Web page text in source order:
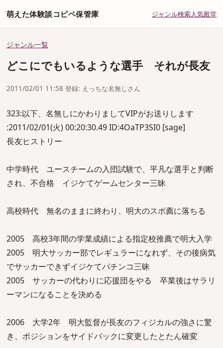
萌えた体験談コピペ保管庫 ジャンル検索人気殿堂
ジャンル一覧
どこにでもいるような選手 それが長友
2011/02/01 11:58 登録: えっちな名無しさん
323:以下、名無しにかわりましてVIPがお送りします
:2011/02/01(火) 00:20:30.49 ID:4OaTP3SI0 [sage]
長友ヒストリー
中学時代 ユースチームの入団試験で、平凡な選手と判断
され、不合格 イジケてゲームセンター三昧
高校時代 無名のままに終わり、明大のスポ薦に落ちる
2005 高校3年間の学業成績による指定校推薦で明大入学
2005 明大サッカー部でレギュラーになれず、その後病気
でサッカーできずイジケてパチンコ三昧
2005 サッカーの代わりに応援団をやる 卒業後はサラリ
ーマンになることを決める
2006 大学2年 明大監督が長友のフィジカルの強さに驚
き、ポジションをサイドバックに変更したとたん確変